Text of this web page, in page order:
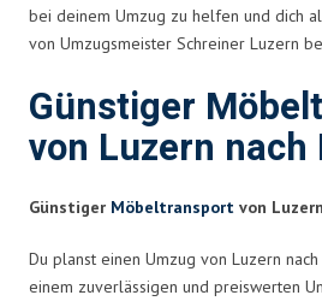
bei deinem Umzug zu helfen und dich
von Umzugsmeister Schreiner Luzern
Günstiger
von Luzern nach
Günstiger Möbeltransport von
Du planst einen Umzug von Luzern
einem zuverlässigen und preiswerten